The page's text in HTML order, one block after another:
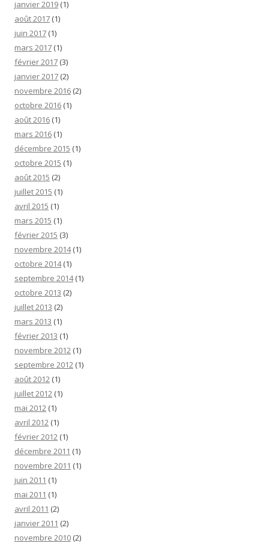
janvier 2019 (1)
août 2017 (1)
juin 2017 (1)
mars 2017 (1)
février 2017 (3)
janvier 2017 (2)
novembre 2016 (2)
octobre 2016 (1)
août 2016 (1)
mars 2016 (1)
décembre 2015 (1)
octobre 2015 (1)
août 2015 (2)
juillet 2015 (1)
avril 2015 (1)
mars 2015 (1)
février 2015 (3)
novembre 2014(1)
octobre 2014(1)
septembre 2014(1)
octobre 2013 (2)
juillet 2013 (2)
mars 2013 (1)
février 2013 (1)
novembre 2012 (1)
septembre 2012 (1)
août 2012 (1)
juillet 2012 (1)
mai 2012 (1)
avril 2012 (1)
février 2012 (1)
décembre 2011 (1)
novembre 2011 (1)
juin 2011 (1)
mai 2011 (1)
avril 2011 (2)
janvier 2011 (2)
novembre 2010 (2)